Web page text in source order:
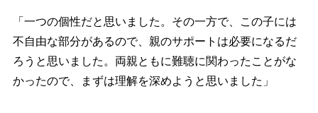
「一つの個性だと思いました。その一方で、この子には
不自由な部分があるので、親のサポートは必要になるだ
ろうと思いました。両親ともに難聴に関わったことがな
かったので、まずは理解を深めようと思いました」